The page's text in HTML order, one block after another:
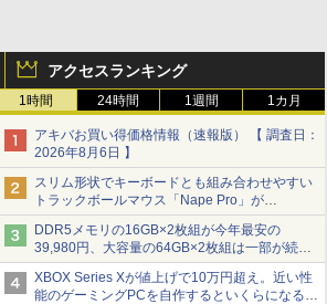
アクセスランキング
1時間 24時間 1週間 1カ月
アキバお買い得価格情報（速報版） 【 調査日：
2026年8月6日 】
スリム形状でキーボードとも組み合わせやすい
トラックボールマウス「Nape Pro」が
Keychronから
DDR5メモリの16GB×2枚組が今年最安の
39,980円、大容量の64GB×2枚組は一部が続騰
[8月前半のメモリ価格]
XBOX Series Xが値上げで10万円超え。近い性
能のゲーミングPCを自作するといくらになる？